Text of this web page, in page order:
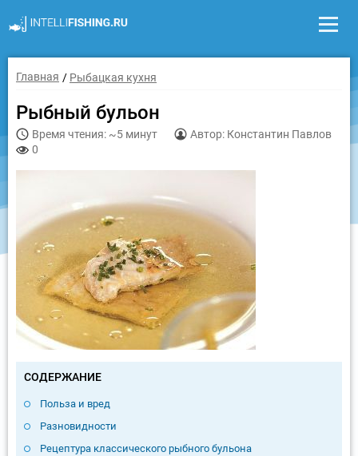
Главная Рыбацкая кухня
Рыбный бульон
Время чтения: ~5 минут
Автор: Константин Павлов
0
СОДЕРЖАНИЕ
Польза и вред
Разновидности
Рецептура классического рыбного бульона